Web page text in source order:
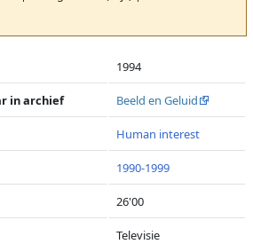
1994
in archief Beeld en Geluid
Human interest
1990-1999
26'00
Televisie